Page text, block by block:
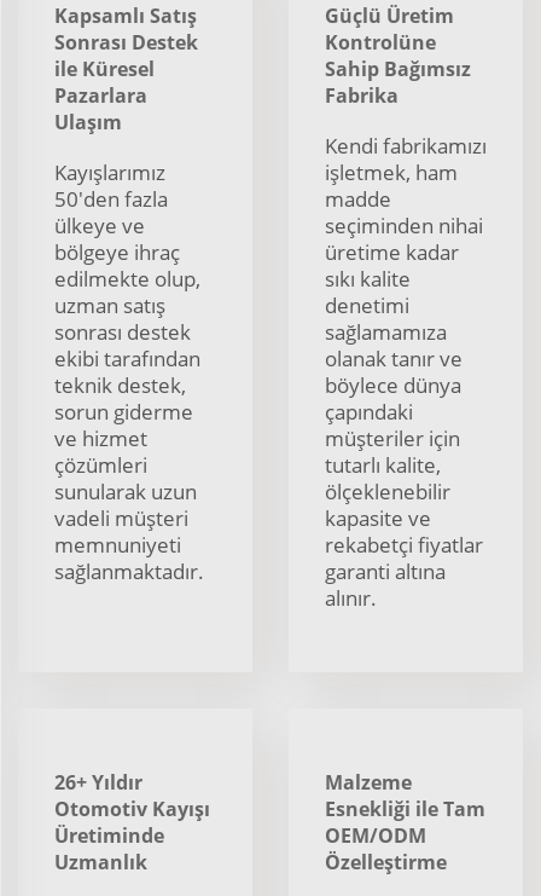
Kapsamlı Satış
Sonrası Destek
ile Küresel
Pazarlara
Ulaşım
Kayışlarımız
50'den fazla
ülkeye ve
bölgeye ihraç
edilmekte olup,
uzman satış
sonrası destek
ekibi tarafından
teknik destek,
sorun giderme
ve hizmet
çözümleri
sunularak uzun
vadeli müşteri
memnuniyeti
sağlanmaktadır.
Güçlü Üretim
Kontrolüne
Sahip Bağımsız
Fabrika
Kendi fabrikamızı
işletmek, ham
madde
seçiminden nihai
üretime kadar
sıkı kalite
denetimi
sağlamamıza
olanak tanır ve
böylece dünya
çapındaki
müşteriler için
tutarlı kalite,
ölçeklenebilir
kapasite ve
rekabetçi fiyatlar
garanti altına
alınır.
26+ Yıldır
Otomotiv Kayışı
Üretiminde
Uzmanlık
Malzeme
Esnekliği ile Tam
OEM/ODM
Özelleştirme